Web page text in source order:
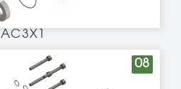
AC3X1
08